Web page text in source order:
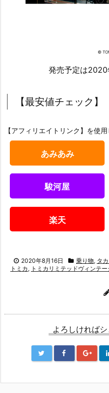
©
発売予定は2020
【最安値チェック】
【アフィリエイトリンク】を使
あみあみ
駿河屋
楽天
2020年8月16日 乗り物, タ
トミカ , トミカリミテッドヴィンテー
よろしければ